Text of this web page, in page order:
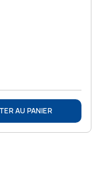
AU PANIER